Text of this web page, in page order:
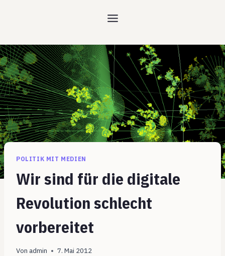
POLITIK MIT MEDIEN
Wir sind für die digitale
Revolution schlecht
vorbereitet
Von admin 7. Mai 2012